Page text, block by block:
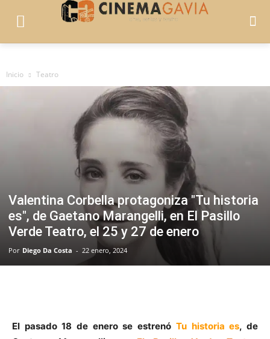
Inicio Teatro
Valentina Corbella protagoniza "Tu historia
es", de Gaetano Marangelli, en El Pasillo
Verde Teatro, el 25 y 27 de enero
Por Diego Da Costa - 22 enero, 2024
El pasado 18 de enero se estrenó Tu historia es, de